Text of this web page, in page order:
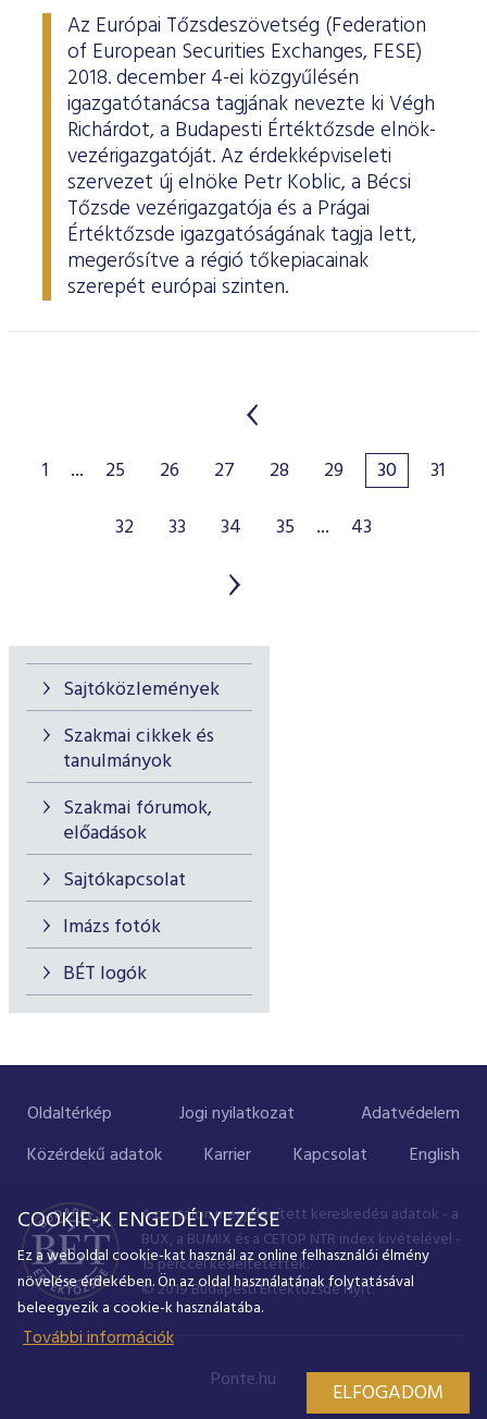
Sajtóközlemények
Szakmai cikkek és
tanulmányok
Szakmai fórumok,
előadások
Sajtókapcsolat
Imázs fotók
BÉT logók
Az Európai Tőzsdeszövetség (Federation
of European Securities Exchanges, FESE)
2018. december 4-ei közgyűlésén
igazgatótanácsa tagjának nevezte ki Végh
Richárdot, a Budapesti Értéktőzsde elnök-
vezérigazgatóját. Az érdekképviseleti
szervezet új elnöke Petr Koblic, a Bécsi
Tőzsde vezérigazgatója és a Prágai
Értéktőzsde igazgatóságának tagja lett,
megerősítve a régió tőkepiacainak
szerepét európai szinten.
1 ... 25 26 27 28 29 30
31
32
33 34 35 ... 43
Oldaltérkép Jogi nyilatkozat
Adatvédelem
Közérdekű adatok
Karrier Kapcsolat English
A portálon megjelenített kereskedési adatok - a
BUX, a BUMIX és a CETOP NTR index kivételével -
15 perccel késleltetettek.
© 2019 Budapesti Értéktőzsde Nyrt.
Ponte.hu
COOKIE-K ENGEDÉLYEZÉSE
Ez a weboldal cookie-kat használ az online felhasználói élmény
növelése érdekében. Ön az oldal használatának folytatásával
beleegyezik a cookie-k használatába.
További információk
ELFOGADOM